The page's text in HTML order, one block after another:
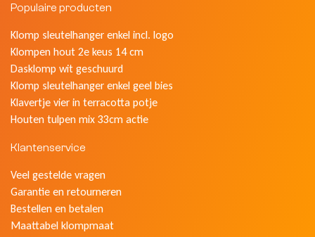
Populaire producten
Klomp sleutelhanger enkel incl. logo
Klompen hout 2e keus 14 cm
Dasklomp wit geschuurd
Klomp sleutelhanger enkel geel bies
Klavertje vier in terracotta potje
Houten tulpen mix 33cm actie
Klantenservice
Veel gestelde vragen
Garantie en retourneren
Bestellen en betalen
Maattabel klompmaat